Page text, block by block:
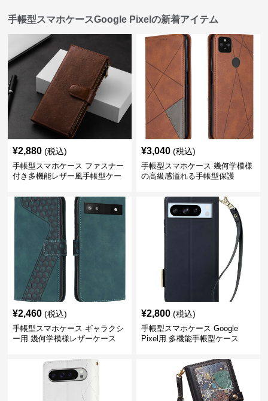
手帳型スマホケースGoogle Pixelの新着アイテム
¥2,880 (税込)
手帳型スマホケース ファスナー
付き多機能レザー風手帳型ケー
¥3,040 (税込)
手帳型スマホケース 幾何学模様
の高級感溢れる手帳型保護
¥2,460 (税込)
手帳型スマホケース ギャラクシ
ー用 幾何学模様レザーケース
¥2,800 (税込)
手帳型スマホケース Google
Pixel用 多機能手帳型ケース